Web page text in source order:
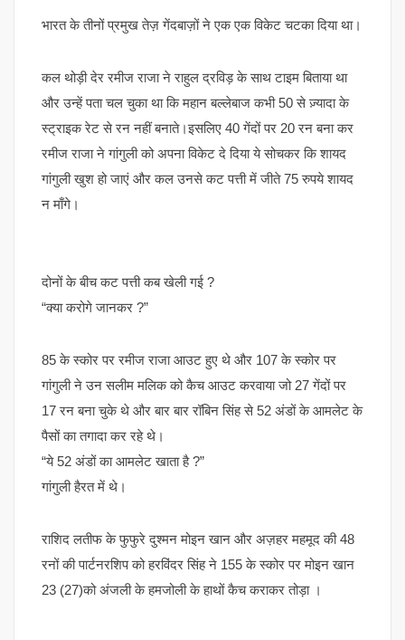
भारत के तीनों प्रमुख तेज़ गेंदबाज़ों ने एक एक विकेट चटका दिया था।
कल थोड़ी देर रमीज राजा ने राहुल द्रविड़ के साथ टाइम बिताया था
और उन्हें पता चल चुका था कि महान बल्लेबाज कभी 50 से ज़्यादा के
स्ट्राइक रेट से रन नहीं बनाते।इसलिए 40 गेंदों पर 20 रन बना कर
रमीज राजा ने गांगुली को अपना विकेट दे दिया ये सोचकर कि शायद
गांगुली खुश हो जाएं और कल उनसे कट पत्ती में जीते 75 रुपये शायद
न माँगे।
दोनों के बीच कट पत्ती कब खेली गई ?
“क्या करोगे जानकर ?”
85 के स्कोर पर रमीज राजा आउट हुए थे और 107 के स्कोर पर
गांगुली ने उन सलीम मलिक को कैच आउट करवाया जो 27 गेंदों पर
17 रन बना चुके थे और बार बार रॉबिन सिंह से 52 अंडों के आमलेट के
पैसों का तगादा कर रहे थे।
“ये 52 अंडों का आमलेट खाता है ?”
गांगुली हैरत में थे।
राशिद लतीफ के फुफुरे दुश्मन मोइन खान और अज़हर महमूद की 48
रनों की पार्टनरशिप को हरविंदर सिंह ने 155 के स्कोर पर मोइन खान
23 (27)को अंजली के हमजोली के हाथों कैच कराकर तोड़ा ।